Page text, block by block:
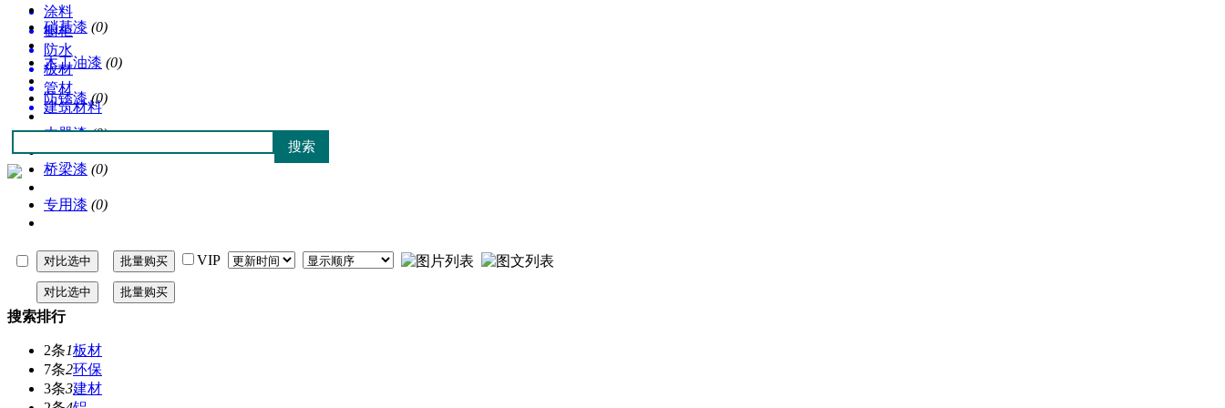
涂料
橱柜
防水
板材
管材
建筑材料
硝基漆 (0)
木工油漆 (0)
防锈漆 (0)
木器漆 (0)
桥梁漆 (0)
专用漆 (0)
VIP
搜索排行
2条1板材
7条2环保
3条3建材